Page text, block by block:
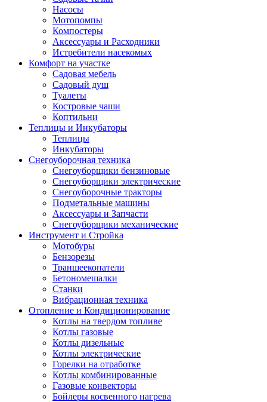
Насосы
Мотопомпы
Компостеры
Аксессуары и Расходники
Истребители насекомых
Комфорт на участке
Садовая мебель
Садовый душ
Туалеты
Костровые чаши
Коптильни
Теплицы и Инкубаторы
Теплицы
Инкубаторы
Снегоуборочная техника
Снегоуборщики бензиновые
Снегоуборщики электрические
Снегоуборочные тракторы
Подметальные машины
Аксессуары и Запчасти
Снегоуборщики механические
Инструмент и Стройка
Мотобуры
Бензорезы
Траншеекопатели
Бетономешалки
Станки
Вибрационная техника
Отопление и Кондиционирование
Котлы на твердом топливе
Котлы газовые
Котлы дизельные
Котлы электрические
Горелки на отработке
Котлы комбинированные
Газовые конвекторы
Бойлеры косвенного нагрева